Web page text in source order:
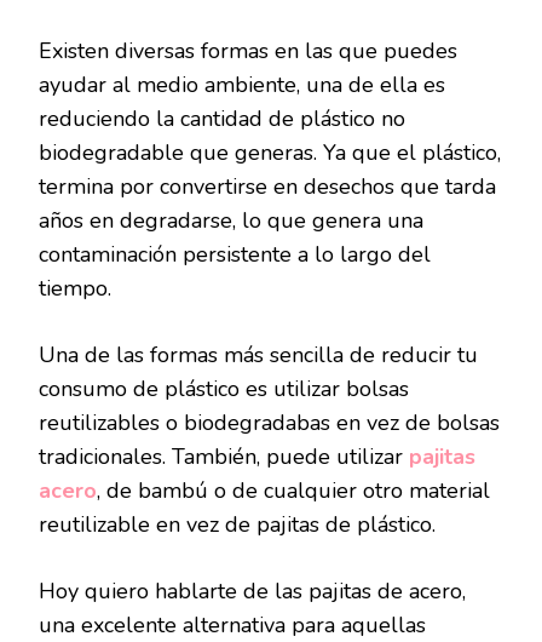
Existen diversas formas en las que puedes
ayudar al medio ambiente, una de ella es
reduciendo la cantidad de plástico no
biodegradable que generas. Ya que el plástico,
termina por convertirse en desechos que tarda
años en degradarse, lo que genera una
contaminación persistente a lo largo del
tiempo.
Una de las formas más sencilla de reducir tu
consumo de plástico es utilizar bolsas
reutilizables o biodegradabas en vez de bolsas
tradicionales. También, puede utilizar pajitas
acero, de bambú o de cualquier otro material
reutilizable en vez de pajitas de plástico.
Hoy quiero hablarte de las pajitas de acero,
una excelente alternativa para aquellas